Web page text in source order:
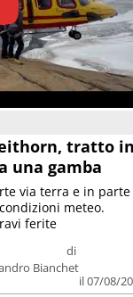
tratto in
una gamba
di
Bianchet
il 07/08/
via terra e in parte
meteo.
ferite